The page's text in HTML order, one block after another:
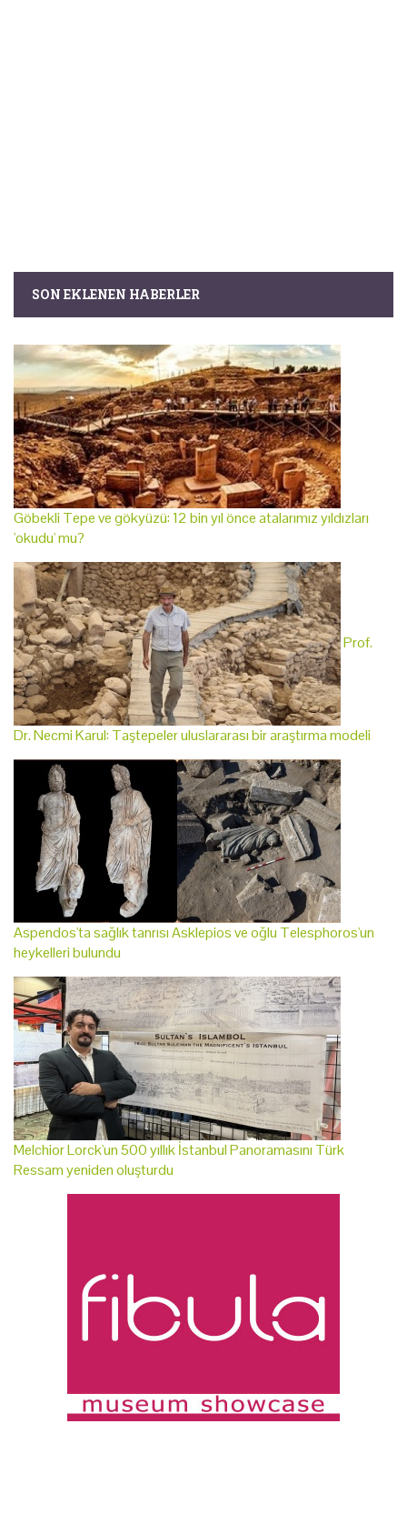
SON EKLENEN HABERLER
Göbekli Tepe ve gökyüzü: 12 bin yıl önce atalarımız yıldızları
'okudu' mu?
Prof.
Dr. Necmi Karul: Taştepeler uluslararası bir araştırma modeli
Aspendos'ta sağlık tanrısı Asklepios ve oğlu Telesphoros'un
heykelleri bulundu
Melchior Lorck'un 500 yıllık İstanbul Panoramasını Türk
Ressam yeniden oluşturdu